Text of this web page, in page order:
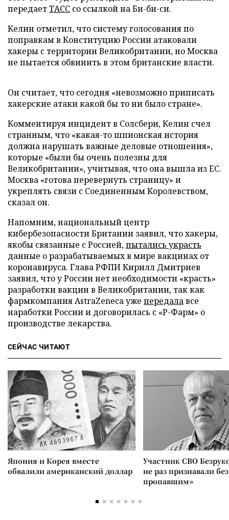
передаетТАСС со ссылкой на Би-би-си.
Келин отметил, что систему голосования по
поправкам в Конституцию России атаковали
хакеры с территории Великобритании, но Москва
не пытается обвинить в этом британские власти.
Он считает, что сегодня «невозможно приписать
хакерские атаки какой бы то ни было стране».
Комментируя инцидент в Солсбери, Келин счел
странным, что «какая-то шпионская история
должна нарушать важные деловые отношения»,
которые «были бы очень полезны для
Великобритании», учитывая, что она вышла из ЕС.
Москва «готова перевернуть страницу» и
укреплять связи с Соединенным Королевством,
сказал он.
Напомним, национальный центр
кибербезопасности Британии заявил, что хакеры,
якобы связанные с Россией,пытались украсть
данные о разрабатываемых в мире вакцинах от
коронавируса. Глава РФПИ Кирилл Дмитриев
заявил, что у России нет необходимости «красть»
разработки вакцин в Великобритании, так как
фармкомпания AstraZeneca уже передалавсе
наработки России и договорилась с «Р-Фарм» о
производстве лекарства.
СЕЙЧАС ЧИТАЮТ
Япония и Корея вместе
обвалили американский доллар
Участник СВО
не раз признавали
пропавшим»